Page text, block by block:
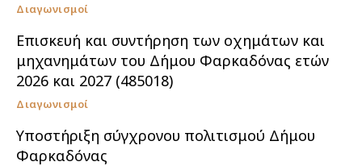
Διαγωνισμοί
Επισκευή και συντήρηση των οχημάτων και
μηχανημάτων του Δήμου Φαρκαδόνας ετών
2026 και 2027 (485018)
Διαγωνισμοί
Υποστήριξη σύγχρονου πολιτισμού Δήμου
Φαρκαδόνας